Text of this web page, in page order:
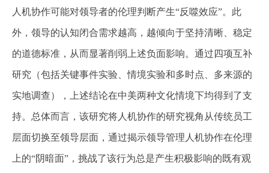
人机协作可能对领导者的伦理判断产生“反噬效应”。此
外，领导的认知闭合需求越高，越倾向于坚持清晰、稳定
的道德标准，从而显著削弱上述负面影响。通过四项互补
研究（包括关键事件实验、情境实验和多时点、多来源的
实地调查），上述结论在中美两种文化情境下均得到了支
持。总体而言，该研究将人机协作的研究视角从传统员工
层面切换至领导层面，通过揭示领导管理人机协作在伦理
上的“阴暗面” ，挑战了该行为总是产生积极影响的既有观